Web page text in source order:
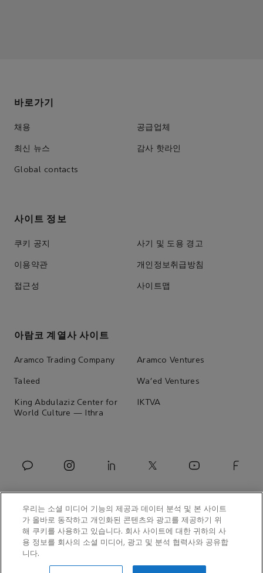
바로가기
채용 공급업체
최신 뉴스 감사 핫라인
Global contacts
사이트 정보
쿠키 공지 사기 및 도용 경고
이용약관 개인정보취급방침
접근성 사이트맵
아람코 계열사 사이트
Aramco Trading Company Aramco Ventures
Taleed Wa'ed Ventures
King Abdulaziz Center for
World Culture — Ithra
IKTVA
© 아람코아시아코리아 유한회사 2026
우리는 소셜 미디어 기능의 제공과 데이터 분석 및 본 사이트
가 올바로 동작하고 개인화된 콘텐츠와 광고를 제공하기 위
해 쿠키를 사용하고 있습니다. 회사 사이트에 대한 귀하의 사
용 정보를 회사의 소셜 미디어, 광고 및 분석 협력사와 공유합
니다.